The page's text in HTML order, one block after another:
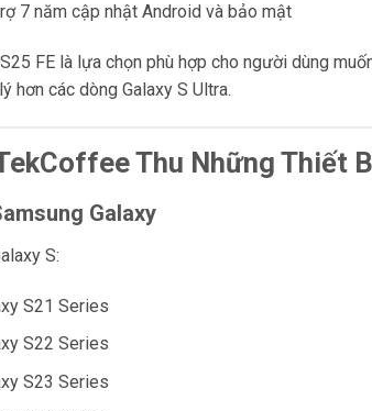
7 năm cập nhật Android và bảo mật
FE là lựa chọn phù hợp cho người dùng
hơn các dòng Galaxy S Ultra.
Thu Những Thiết
Galaxy
S:
S21 Series
S22 Series
S23 Series